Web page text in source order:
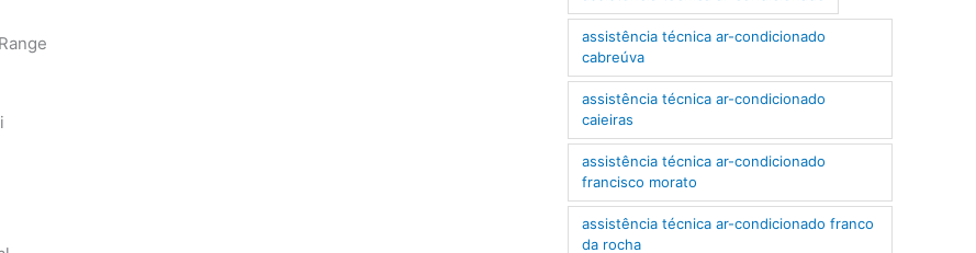
assistência técnica ar-condicionado
cabreúva
assistência técnica ar-condicionado
caieiras
assistência técnica ar-condicionado
francisco morato
assistência técnica ar-condicionado franco
da rocha